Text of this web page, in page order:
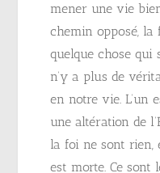
mener une vie
chemin opposé, la
quelque chose
n’y a plus de
en notre vie. L’un
une altération de
la foi ne sont
est morte. Ce sont